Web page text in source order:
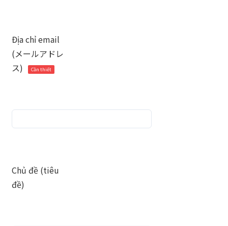
Địa chỉ email
(メールアドレ
ス)
Cần thiết
Chủ đề (tiêu
đề)